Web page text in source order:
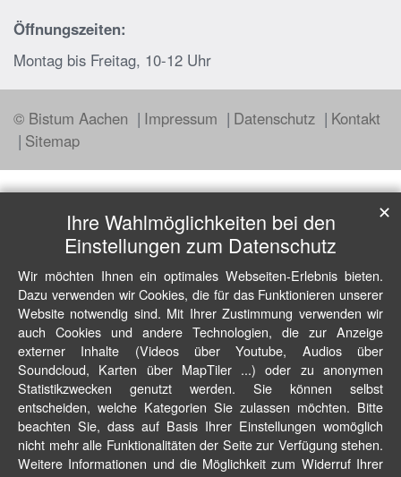
Öffnungszeiten:
Montag bis Freitag, 10-12 Uhr
© Bistum Aachen Impressum Datenschutz
Kontakt
Sitemap
Ihre Wahlmöglichkeiten bei den
Einstellungen zum Datenschutz
Wir möchten Ihnen ein optimales Webseiten-Erlebnis bieten.
Dazu verwenden wir Cookies, die für das Funktionieren unserer
Website notwendig sind. Mit Ihrer Zustimmung verwenden wir
auch Cookies und andere Technologien, die zur Anzeige
externer Inhalte (Videos über Youtube, Audios über
Soundcloud, Karten über MapTiler ...) oder zu anonymen
Statistikzwecken genutzt werden. Sie können selbst
entscheiden, welche Kategorien Sie zulassen möchten. Bitte
beachten Sie, dass auf Basis Ihrer Einstellungen womöglich
nicht mehr alle Funktionalitäten der Seite zur Verfügung stehen.
Weitere Informationen und die Möglichkeit zum Widerruf Ihrer
✕